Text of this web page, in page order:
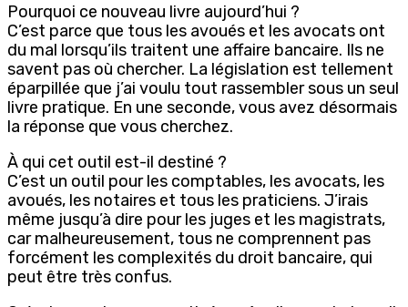
Pourquoi ce nouveau livre aujourd’hui ?
C’est parce que tous les avoués et les avocats ont
du mal lorsqu’ils traitent une affaire bancaire. Ils ne
savent pas où chercher. La législation est tellement
éparpillée que j’ai voulu tout rassembler sous un seul
livre pratique. En une seconde, vous avez désormais
la réponse que vous cherchez.
À qui cet outil est-il destiné ?
C’est un outil pour les comptables, les avocats, les
avoués, les notaires et tous les praticiens. J’irais
même jusqu’à dire pour les juges et les magistrats,
car malheureusement, tous ne comprennent pas
forcément les complexités du droit bancaire, qui
peut être très confus.